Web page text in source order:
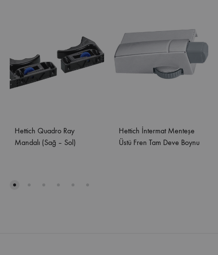
Hettich Quadro Ray
Mandalı (Sağ – Sol)
Hettich İntermat Menteşe
Üstü Fren Tam Deve Boynu